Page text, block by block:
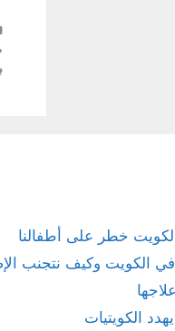
خطر على أطفالنا
الكويت وكيف نتجنب
الكويتيات